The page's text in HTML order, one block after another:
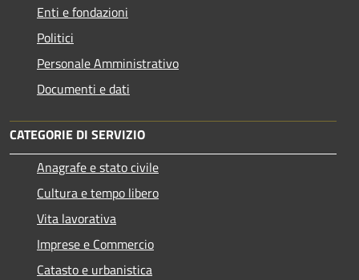
Enti e fondazioni
Politici
Personale Amministrativo
Documenti e dati
CATEGORIE DI SERVIZIO
Anagrafe e stato civile
Cultura e tempo libero
Vita lavorativa
Imprese e Commercio
Catasto e urbanistica